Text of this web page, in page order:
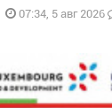
07:34, 5 авг 2026